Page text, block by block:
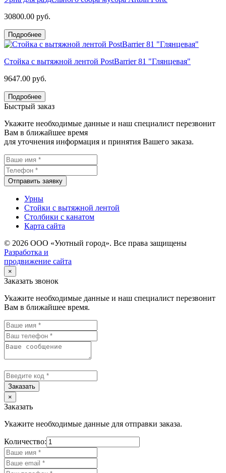
30800.00 руб.
Подробнее
Стойка с вытяжной лентой PostBarrier 81 "Глянцевая"
9647.00 руб.
Подробнее
Быстрый заказ
Укажите необходимые данные и наш специалист перезвонит
Вам в ближайшее время
для уточнения информация и принятия Вашего заказа.
Отправить заявку
Урны
Стойки с вытяжной лентой
Столбики с канатом
Карта сайта
© 2026 ООО «Уютный город». Все права защищены
Разработка и
продвижение сайта
×
Заказать звонок
Укажите необходимые данные и наш специалист перезвонит
Вам в ближайшее время.
Заказать
×
Заказать
Укажите необходимые данные для отправки заказа.
Количество: